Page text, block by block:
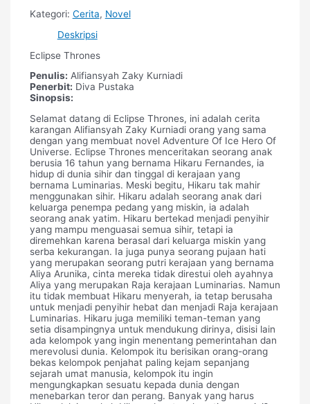
Kategori: Cerita, Novel
Deskripsi
Eclipse Thrones
Penulis: Alifiansyah Zaky Kurniadi
Penerbit: Diva Pustaka
Sinopsis:
Selamat datang di Eclipse Thrones, ini adalah cerita
karangan Alifiansyah Zaky Kurniadi orang yang sama
dengan yang membuat novel Adventure Of Ice Hero Of
Universe. Eclipse Thrones menceritakan seorang anak
berusia 16 tahun yang bernama Hikaru Fernandes, ia
hidup di dunia sihir dan tinggal di kerajaan yang
bernama Luminarias. Meski begitu, Hikaru tak mahir
menggunakan sihir. Hikaru adalah seorang anak dari
keluarga penempa pedang yang miskin, ia adalah
seorang anak yatim. Hikaru bertekad menjadi penyihir
yang mampu menguasai semua sihir, tetapi ia
diremehkan karena berasal dari keluarga miskin yang
serba kekurangan. Ia juga punya seorang pujaan hati
yang merupakan seorang putri kerajaan yang bernama
Aliya Arunika, cinta mereka tidak direstui oleh ayahnya
Aliya yang merupakan Raja kerajaan Luminarias. Namun
itu tidak membuat Hikaru menyerah, ia tetap berusaha
untuk menjadi penyihir hebat dan menjadi Raja kerajaan
Luminarias. Hikaru juga memiliki teman-teman yang
setia disampingnya untuk mendukung dirinya, disisi lain
ada kelompok yang ingin menentang pemerintahan dan
merevolusi dunia. Kelompok itu berisikan orang-orang
bekas kelompok penjahat paling kejam sepanjang
sejarah umat manusia, kelompok itu ingin
mengungkapkan sesuatu kepada dunia dengan
menebarkan teror dan perang. Banyak yang harus